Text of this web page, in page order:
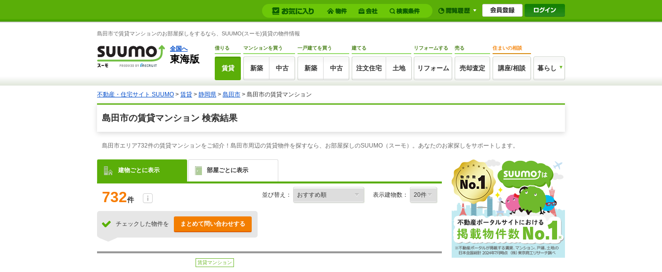
島田市で賃貸マンションのお部屋探しをするなら、SUUMO(スーモ)賃貸の物件情報
全国へ
東海版
借りる
賃貸
マンションを買う
新築 中古
一戸建てを買う
新築 中古
建てる
注文住宅 土地
リフォームする
リフォーム
売る
売却査定
住まいの相談
講座/相談 暮らし
不動産・住宅サイト SUUMO > 賃貸 > 静岡県 > 島田市 > 島田市の賃貸マンション
島田市の賃貸マンション 検索結果
島田市エリア732件の賃貸マンションをご紹介！島田市周辺の賃貸物件を探すなら、お部屋探しのSUUMO（スーモ）。あなたのお家探しをサポートします。
建物ごとに表示 部屋ごとに表示
732件
並び替え： 表示建物数：
チェックした物件を まとめて問い合わせする
賃貸マンション